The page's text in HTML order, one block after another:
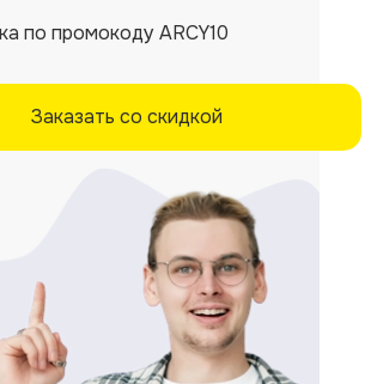
по промокоду ARCY10
Заказать со скидкой